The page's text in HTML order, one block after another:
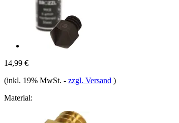
14,99 €
(inkl. 19% MwSt. - zzgl. Versand )
Material: